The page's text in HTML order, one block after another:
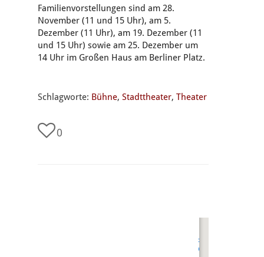
Familienvorstellungen sind am 28.
November (11 und 15 Uhr), am 5.
Dezember (11 Uhr), am 19. Dezember (11
und 15 Uhr) sowie am 25. Dezember um
14 Uhr im Großen Haus am Berliner Platz.
Schlagworte: Bühne, Stadttheater, Theater
0
Stadttheater
Gießen